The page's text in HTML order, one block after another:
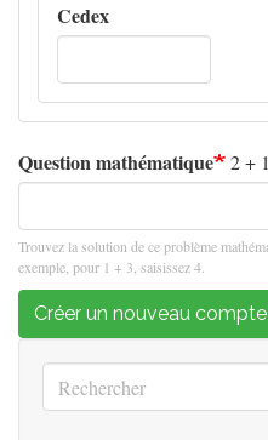
Cedex
Question mathématique 2 +
Trouvez la solution de ce problème
exemple, pour 1 + 3, saisissez 4.
Créer un nouveau compte
Rechercher